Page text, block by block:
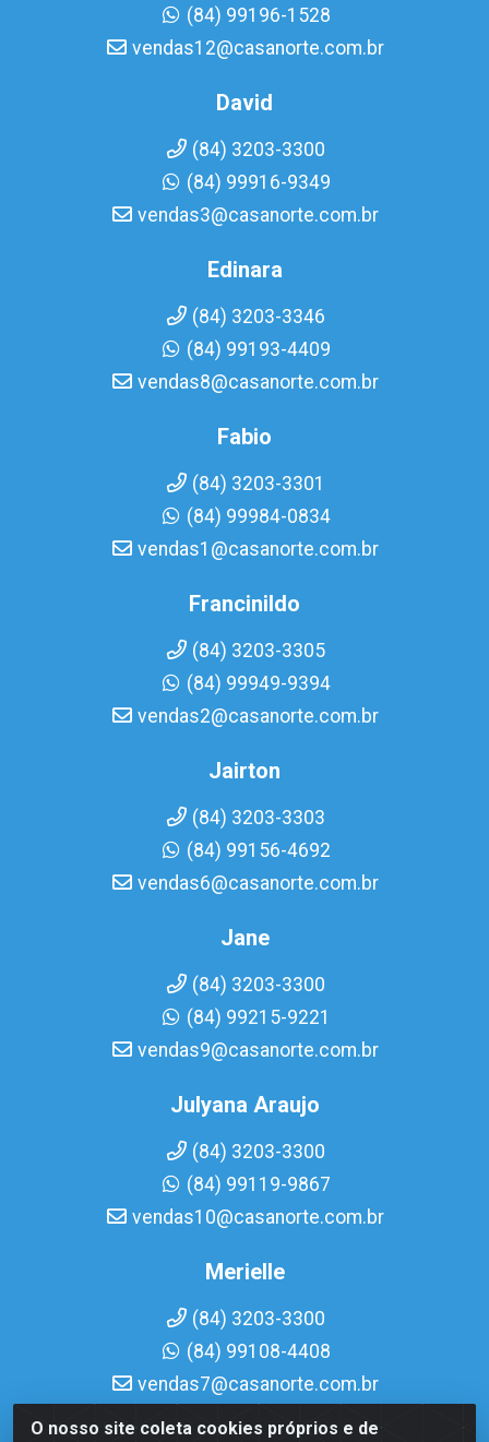
O nosso site coleta cookies próprios e de
(84) 99196-1528
vendas12@casanorte.com.br
David
(84) 3203-3300
(84) 99916-9349
vendas3@casanorte.com.br
Edinara
(84) 3203-3346
(84) 99193-4409
vendas8@casanorte.com.br
Fabio
(84) 3203-3301
(84) 99984-0834
vendas1@casanorte.com.br
Francinildo
(84) 3203-3305
(84) 99949-9394
vendas2@casanorte.com.br
Jairton
(84) 3203-3303
(84) 99156-4692
vendas6@casanorte.com.br
Jane
(84) 3203-3300
(84) 99215-9221
vendas9@casanorte.com.br
Julyana Araujo
(84) 3203-3300
(84) 99119-9867
vendas10@casanorte.com.br
Merielle
(84) 3203-3300
(84) 99108-4408
vendas7@casanorte.com.br